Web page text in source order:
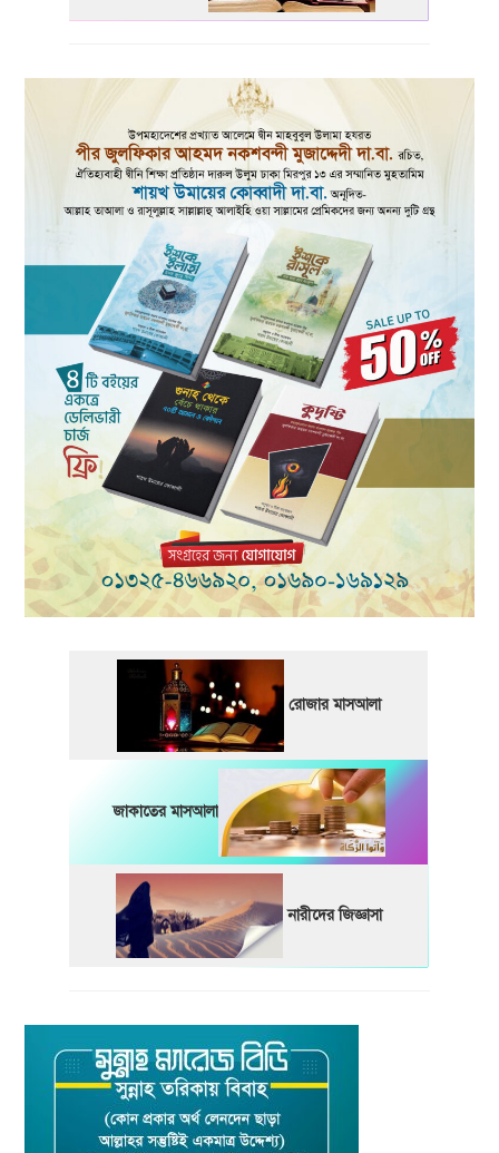
রোজার মাসআলা
জাকাতের মাসআলা
নারীদের জিজ্ঞাসা